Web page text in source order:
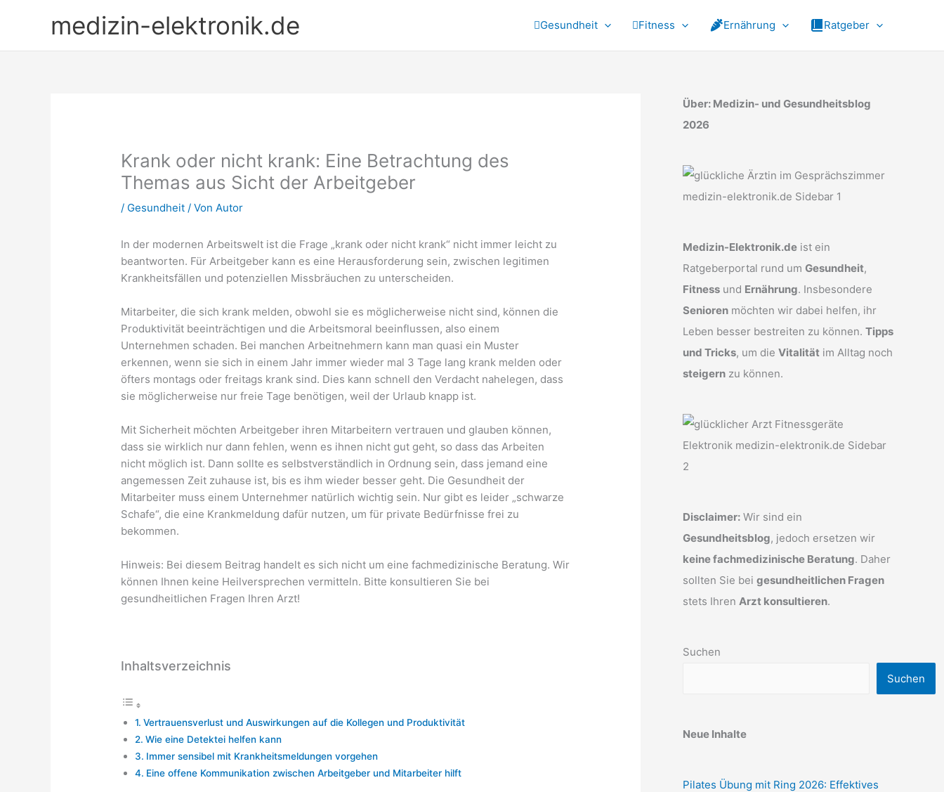
medizin-elektronik.de Gesundheit Fitness Ernährung Ratgeber
Krank oder nicht krank: Eine Betrachtung des
Themas aus Sicht der Arbeitgeber
/ Gesundheit / VonAutor
In der modernen Arbeitswelt ist die Frage „krank oder nicht krank“ nicht immer leicht zu
beantworten. Für Arbeitgeber kann es eine Herausforderung sein, zwischen legitimen
Krankheitsfällen und potenziellen Missbräuchen zu unterscheiden.
Mitarbeiter, die sich krank melden, obwohl sie es möglicherweise nicht sind, können die
Produktivität beeinträchtigen und die Arbeitsmoral beeinflussen, also einem
Unternehmen schaden. Bei manchen Arbeitnehmern kann man quasi ein Muster
erkennen, wenn sie sich in einem Jahr immer wieder mal 3 Tage lang krank melden oder
öfters montags oder freitags krank sind. Dies kann schnell den Verdacht nahelegen, dass
sie möglicherweise nur freie Tage benötigen, weil der Urlaub knapp ist.
Mit Sicherheit möchten Arbeitgeber ihren Mitarbeitern vertrauen und glauben können,
dass sie wirklich nur dann fehlen, wenn es ihnen nicht gut geht, so dass das Arbeiten
nicht möglich ist. Dann sollte es selbstverständlich in Ordnung sein, dass jemand eine
angemessen Zeit zuhause ist, bis es ihm wieder besser geht. Die Gesundheit der
Mitarbeiter muss einem Unternehmer natürlich wichtig sein. Nur gibt es leider „schwarze
Schafe“, die eine Krankmeldung dafür nutzen, um für private Bedürfnisse frei zu
bekommen.
Hinweis: Bei diesem Beitrag handelt es sich nicht um eine fachmedizinische Beratung. Wir
können Ihnen keine Heilversprechen vermitteln. Bitte konsultieren Sie bei
gesundheitlichen Fragen Ihren Arzt!
Inhaltsverzeichnis
Vertrauensverlust und Auswirkungen auf die Kollegen und Produktivität
Wie eine Detektei helfen kann
Immer sensibel mit Krankheitsmeldungen vorgehen
Eine offene Kommunikation zwischen Arbeitgeber und Mitarbeiter hilft
Über: Medizin- und Gesundheitsblog
2026
Medizin-Elektronik.de ist ein
Ratgeberportal rund um Gesundheit,
Fitness und Ernährung. Insbesondere
Senioren möchten wir dabei helfen, ihr
Leben besser bestreiten zu können. Tipps
und Tricks, um die Vitalität im Alltag noch
steigern zu können.
Disclaimer: Wir sind ein
Gesundheitsblog, jedoch ersetzen wir
keine fachmedizinische Beratung. Daher
sollten Sie bei gesundheitlichen Fragen
stets Ihren Arzt konsultieren.
Suchen
Suchen
Neue Inhalte
Pilates Übung mit Ring 2026: Effektives